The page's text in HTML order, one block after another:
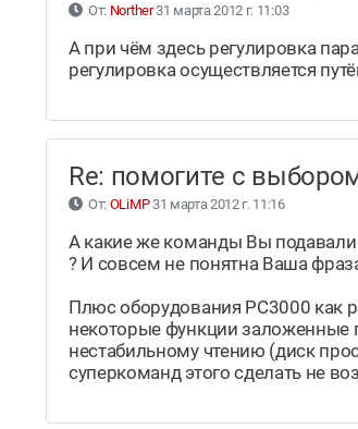
От: Norther31 марта 2012 г. 11:03
А при чём здесь регулировка
регулировка осуществляется
Re: помогите с
От: OLiMP31 марта 2012 г. 11:16
А какие же команды Вы подавали
? И совсем не понятна Ваша
Плюс оборудования РС3000 как
некоторые функции заложенные
нестабильному чтению (диск
суперкоманд этого сделать не